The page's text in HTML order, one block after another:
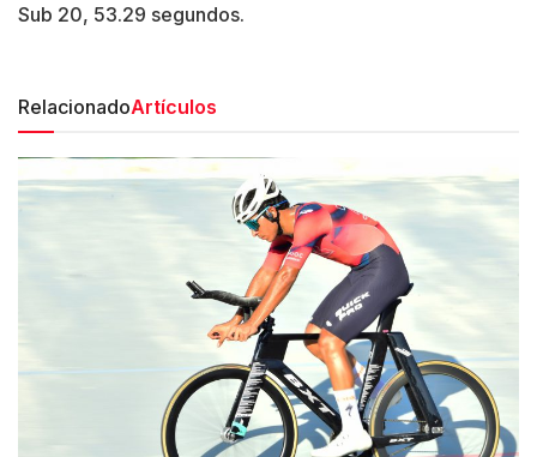
Sub 20, 53.29 segundos.
RelacionadoArtículos